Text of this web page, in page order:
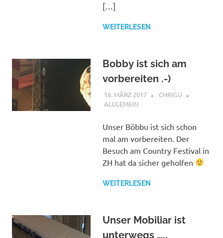
[…]
WEITERLESEN
Bobby ist sich am
vorbereiten .-)
16. MÄRZ 2017
CHRIGU
ALLGEMEIN
Unser Böbbu ist sich schon
mal am vorbereiten. Der
Besuch am Country Festival in
ZH hat da sicher geholfen
WEITERLESEN
Unser Mobiliar ist
unterwegs …..